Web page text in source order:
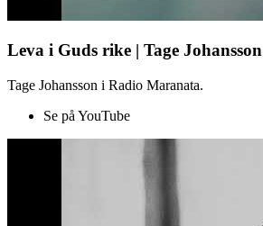
Leva i Guds rike | Tage Johansson
Tage Johansson i Radio Maranata.
Se på YouTube